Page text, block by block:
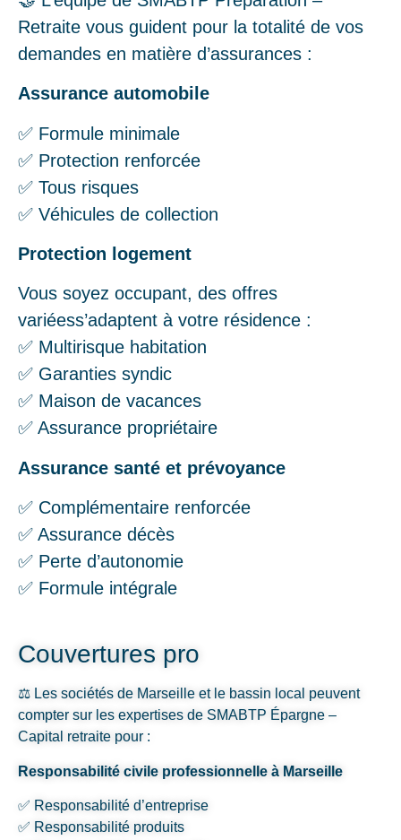
Retraite vous guident pour la totalité de vos
demandes en matière d’assurances :
Assurance automobile
✅ Formule minimale
✅ Protection renforcée
✅ Tous risques
✅ Véhicules de collection
Protection logement
Vous soyez occupant, des offres
variéess’adaptent à votre résidence :
✅ Multirisque habitation
✅ Garanties syndic
✅ Maison de vacances
✅ Assurance propriétaire
Assurance santé et prévoyance
✅ Complémentaire renforcée
✅ Assurance décès
✅ Perte d’autonomie
✅ Formule intégrale
Couvertures pro
⚖️ Les sociétés de Marseille et le bassin local peuvent
compter sur les expertises de SMABTP Épargne –
Capital retraite pour :
Responsabilité civile professionnelle à Marseille
✅ Responsabilité d’entreprise
✅ Responsabilité produits